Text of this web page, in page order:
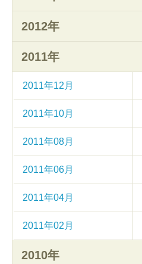
2012年
2011年
2011年12月
2011年10月
2011年08月
2011年06月
2011年04月
2011年02月
2010年